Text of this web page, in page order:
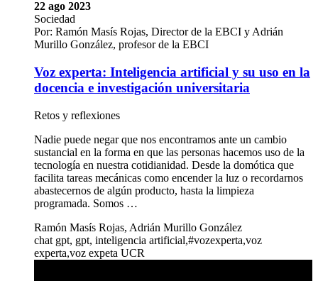
22 ago 2023
Sociedad
Por: Ramón Masís Rojas, Director de la EBCI y Adrián
Murillo González, profesor de la EBCI
Voz experta: Inteligencia artificial y su uso en la
docencia e investigación universitaria
Retos y reflexiones
Nadie puede negar que nos encontramos ante un cambio
sustancial en la forma en que las personas hacemos uso de la
tecnología en nuestra cotidianidad. Desde la domótica que
facilita tareas mecánicas como encender la luz o recordarnos
abastecernos de algún producto, hasta la limpieza
programada. Somos …
Ramón Masís Rojas, Adrián Murillo González
chat gpt, gpt, inteligencia artificial,#vozexperta,voz
experta,voz expeta UCR